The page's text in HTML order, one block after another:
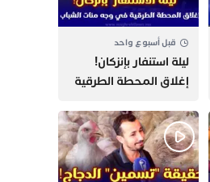
قبل أسبوع واحد
​ليلة استنفار بإنزكان!
إغلاق المحطة الطرقية
اللحاق بـ”هروب سبتة”